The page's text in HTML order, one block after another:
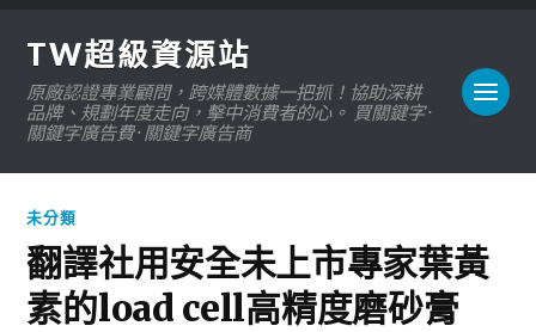
TW超級資源站
原廠認證專業顧問，跨媒體數據一把抓！協助深耕
品牌、規劃年度走向，擊中消費者的心。 買關鍵字 ·
關鍵字廣告費 · 關鍵字廣告商
未分類
翻譯社用安全未上市專家葉黃
素的load cell高精度磨砂膏